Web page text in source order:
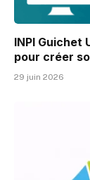
INPI Guichet
pour créer
29 juin 2026